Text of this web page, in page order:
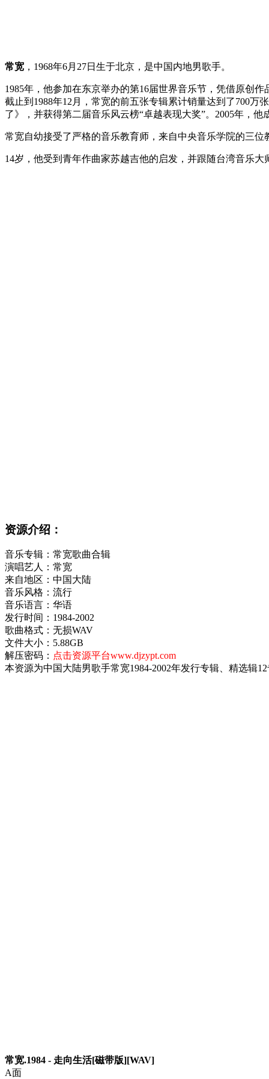
常宽 ，1968年6月27日生于北京，是中国内地男歌手。
1985年，他参加在东京举办的第16届世界音乐节，凭借原创
截止到1988年12月，常宽的前五张专辑累计销量达到了700万
了》，并获得第二届音乐风云榜“卓越表现大奖”。2005年，
常宽自幼接受了严格的音乐教育师，来自中央音乐学院的三
14岁，他受到青年作曲家苏越吉他的启发，并跟随台湾音乐
资源介绍：
音乐专辑：常宽歌曲合辑
演唱艺人：常宽
来自地区：中国大陆
音乐风格：流行
音乐语言：华语
发行时间：1984-2002
歌曲格式：无损WAV
文件大小：5.88GB
解压密码： 点击资源平台www.djzypt.com
本资源为中国大陆男歌手常宽1984-2002年发行专辑、精选辑
常宽.1984 - 走向生活[磁带版][WAV]
A面